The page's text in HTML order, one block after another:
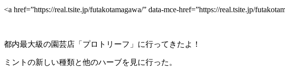
<a href=”https://real.tsite.jp/futakotamagawa/” data-mce-href=”https://real.tsite.jp/
都内最大級の園芸店「プロトリーフ」に行ってきたよ！
ミントの新しい種類と他のハーブを見に行った。